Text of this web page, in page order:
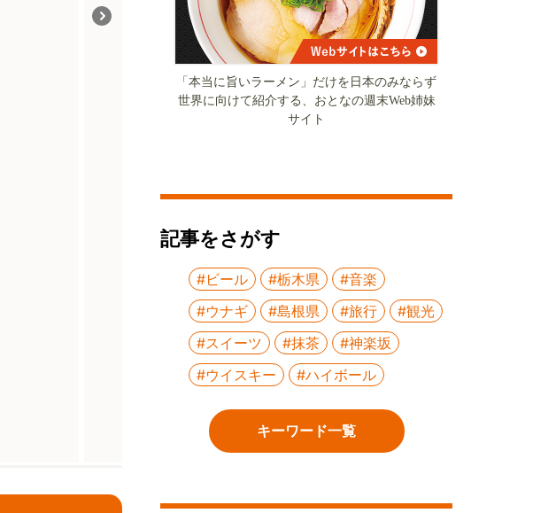
「本当に旨いラーメン」だけを日本のみならず
世界に向けて紹介する、おとなの週末Web姉妹
サイト
記事をさがす
#ビール #栃木県
#音楽
#ウナギ
#島根県 #旅行
#観光
#スイーツ
#抹茶
#神楽坂
#ウイスキー
#ハイボール
キーワード一覧